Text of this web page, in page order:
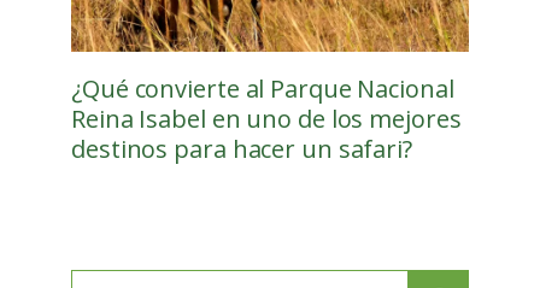
¿Qué convierte al Parque Nacional
Reina Isabel en uno de los mejores
destinos para hacer un safari?